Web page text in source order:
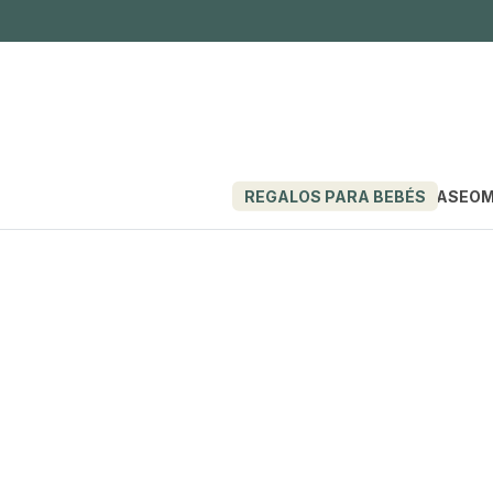
REGALOS PARA BEBÉS PASEO